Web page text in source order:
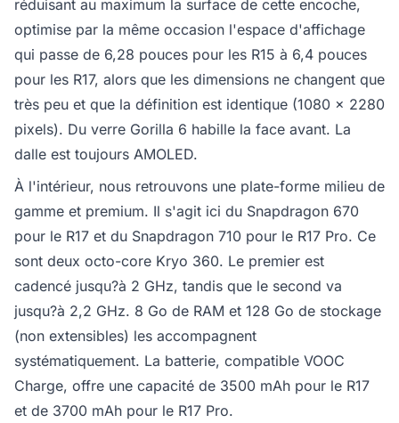
réduisant au maximum la surface de cette encoche,
optimise par la même occasion l'espace d'affichage
qui passe de 6,28 pouces pour les R15 à 6,4 pouces
pour les R17, alors que les dimensions ne changent que
très peu et que la définition est identique (1080 x 2280
pixels). Du verre Gorilla 6 habille la face avant. La
dalle est toujours AMOLED.
À l'intérieur, nous retrouvons une plate-forme milieu de
gamme et premium. Il s'agit ici du Snapdragon 670
pour le R17 et du Snapdragon 710 pour le R17 Pro. Ce
sont deux octo-core Kryo 360. Le premier est
cadencé jusqu?à 2 GHz, tandis que le second va
jusqu?à 2,2 GHz. 8 Go de RAM et 128 Go de stockage
(non extensibles) les accompagnent
systématiquement. La batterie, compatible VOOC
Charge, offre une capacité de 3500 mAh pour le R17
et de 3700 mAh pour le R17 Pro.